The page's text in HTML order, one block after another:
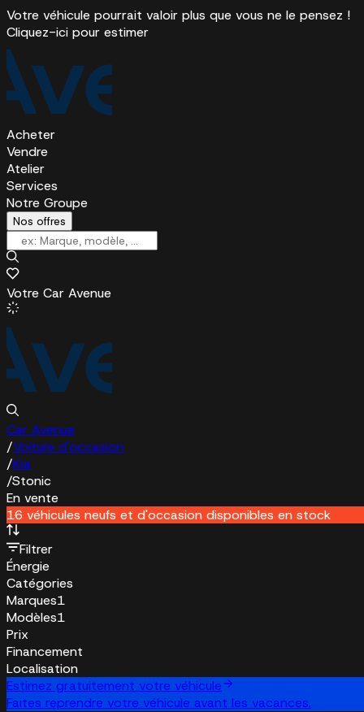
Votre véhicule pourrait valoir plus que vous ne le pensez !
Cliquez-ici pour estimer
Acheter
Vendre
Atelier
Services
Notre Groupe
Nos offres
Votre Car Avenue
Car Avenue
/Voiture d'occasion
/Kia
/Stonic
En vente
16 véhicules neufs et d'occasion disponibles en stock
Filtrer
Énergie
Catégories
Marques1
Modèles1
Prix
Financement
Localisation
Estimez gratuitement votre véhicule
Faites reprendre votre véhicule avant les vacances.